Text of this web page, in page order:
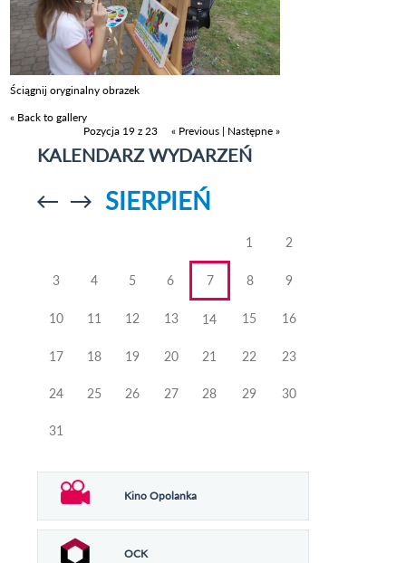
Ściągnij oryginalny obrazek
« Back to gallery
Pozycja 19 z 23
« Previous | Następne »
KALENDARZ WYDARZEŃ
Przejdź doPrzejdź do
SIERPIEŃ
1 2
3 4 5 6 7 8 9
10 11 12 13 14 15 16
17 18 19 20 21 22 23
24 25 26 27 28 29 30
31
Kino Opolanka
OCK